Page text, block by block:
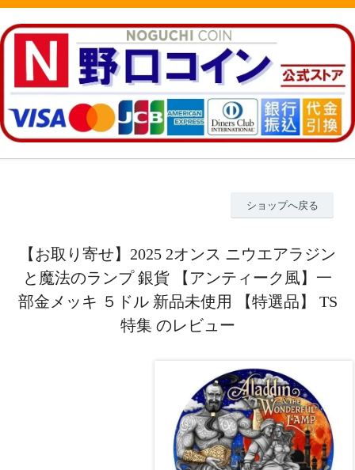
ショップへ戻る
【お取り寄せ】2025 2オンス ニウエアラジン
と魔法のランプ 銀貨 【アンティーク風】一
部金メッキ ５ドル 新品未使用 【特選品】 TS
特集 のレビュー